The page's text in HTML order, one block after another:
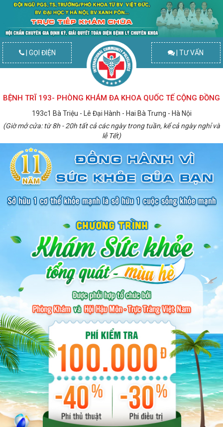
| GỌI ĐIỆN | TƯ VẤN
BỆNH TRĨ 193- PHÒNG KHÁM ĐA KHOA QUỐC TẾ CỘNG ĐỒNG
193c1 Bà Triệu - Lê Đại Hành - Hai Bà Trưng - Hà Nội
(Giờ mở cửa: từ 8h - 20h tất cả các ngày trong tuần, kể cả ngày nghỉ và
lễ Tết)